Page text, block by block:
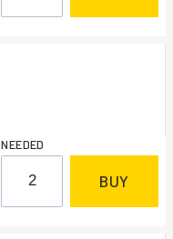
NEEDED
BUY